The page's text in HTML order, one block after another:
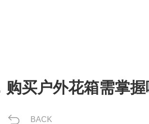
买户外花箱需掌握
BACK